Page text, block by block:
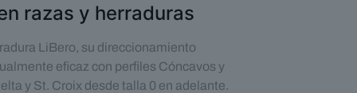
razas y herraduras
LiBero, su direccionamiento
eficaz con perfiles Cóncavos y
y St. Croix desde talla 0 en adelante.